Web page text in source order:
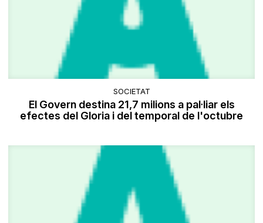
SOCIETAT
El Govern destina 21,7 milions a pal·liar els
efectes del Gloria i del temporal de l'octubre